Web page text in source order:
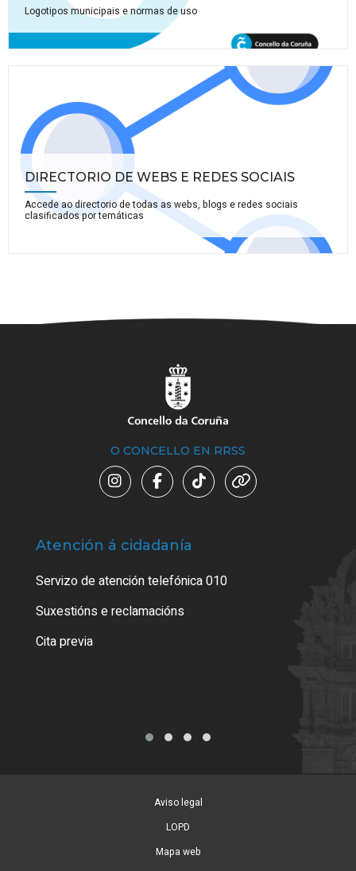
Logotipos municipais e normas de uso
DIRECTORIO DE WEBS E REDES SOCIAIS
Accede ao directorio de todas as webs, blogs e redes sociais
clasificados por temáticas
O CONCELLO EN RRSS
Atención á cidadanía
Servizo de atención telefónica 010
Suxestións e reclamacións
Cita previa
Aviso legal
LOPD
Mapa web